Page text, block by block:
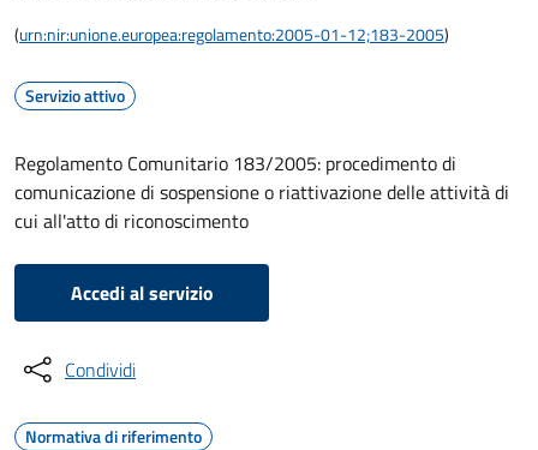
(urn:nir:unione.europea:regolamento:2005-01-12;183-2005)
Servizio attivo
Regolamento Comunitario 183/2005: procedimento di
comunicazione di sospensione o riattivazione delle attività di
cui all'atto di riconoscimento
Accedi al servizio
Condividi
Normativa di riferimento